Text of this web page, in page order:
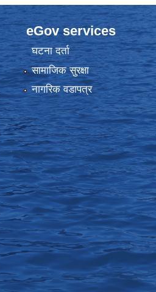
eGov services
घटना दर्ता
सामाजिक सुरक्षा
नागरिक वडापत्र